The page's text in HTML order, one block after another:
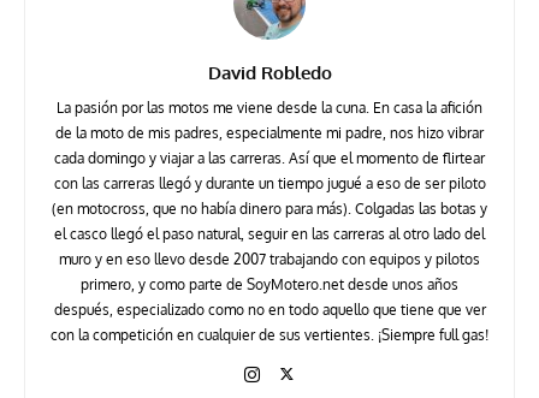
David Robledo
La pasión por las motos me viene desde la cuna. En casa la afición
de la moto de mis padres, especialmente mi padre, nos hizo vibrar
cada domingo y viajar a las carreras. Así que el momento de flirtear
con las carreras llegó y durante un tiempo jugué a eso de ser piloto
(en motocross, que no había dinero para más). Colgadas las botas y
el casco llegó el paso natural, seguir en las carreras al otro lado del
muro y en eso llevo desde 2007 trabajando con equipos y pilotos
primero, y como parte de SoyMotero.net desde unos años
después, especializado como no en todo aquello que tiene que ver
con la competición en cualquier de sus vertientes. ¡Siempre full gas!